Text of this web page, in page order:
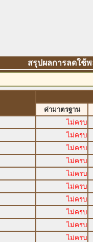
สรุปผลการลดใช้พลั
ค่ามาตรฐาน
ไม่ครบ
ไม่ครบ
ไม่ครบ
ไม่ครบ
ไม่ครบ
ไม่ครบ
ไม่ครบ
ไม่ครบ
ไม่ครบ
ไม่ครบ